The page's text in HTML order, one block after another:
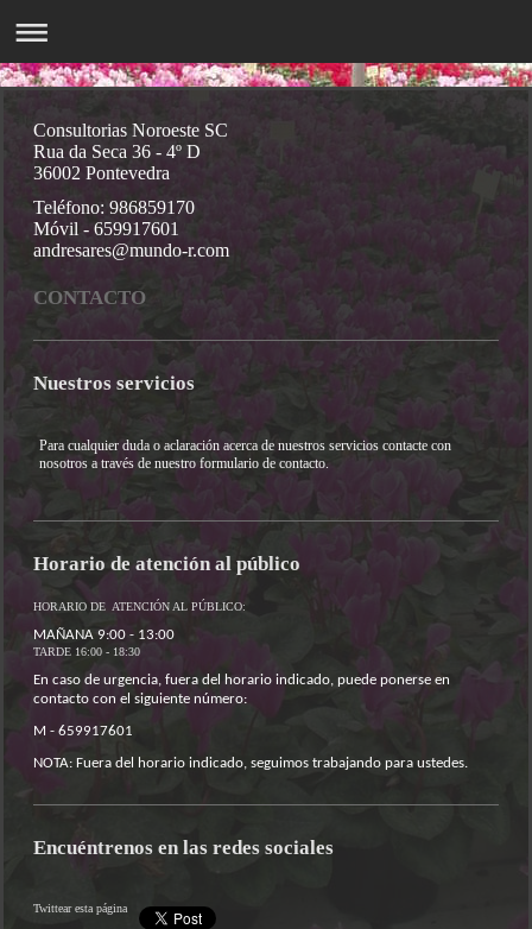
Consultorias Noroeste SC
Rua da Seca 36 - 4º D
36002 Pontevedra
Teléfono: 986859170
Móvil - 659917601
andresares@mundo-r.com
CONTACTO
Nuestros servicios
Para cualquier duda o aclaración acerca de nuestros servicios contacte con
nosotros a través de nuestro formulario de contacto.
Horario de atención al público
HORARIO DE ATENCIÓN AL PÚBLICO:
MAÑANA 9:00 - 13:00
TARDE 16:00 - 18:30
En caso de urgencia, fuera del horario indicado, puede ponerse en
contacto con el siguiente número:
M - 659917601
NOTA: Fuera del horario indicado, seguimos trabajando para ustedes.
Encuéntrenos en las redes sociales
Twittear esta página